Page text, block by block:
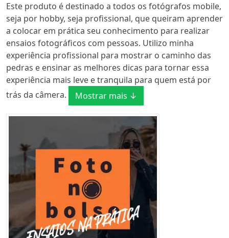
Este produto é destinado a todos os fotógrafos mobile,
seja por hobby, seja profissional, que queiram aprender
a colocar em prática seu conhecimento para realizar
ensaios fotográficos com pessoas. Utilizo minha
experiência profissional para mostrar o caminho das
pedras e ensinar as melhores dicas para tornar essa
experiência mais leve e tranquila para quem está por
trás da câmera.
Mostrar mais ↓